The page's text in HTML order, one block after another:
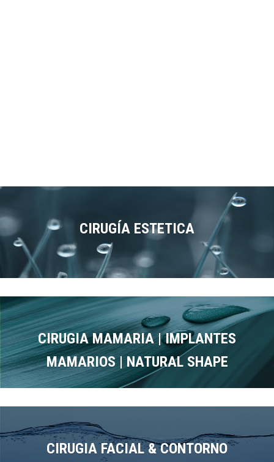
CIRUGÍA ESTETICA
CIRUGIA MAMARIA | IMPLANTES
MAMARIOS | NATURAL SHAPE
CIRUGIA FACIAL & CONTORNO